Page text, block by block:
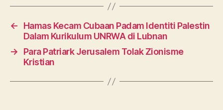
←
Hamas Kecam Cubaan Padam Identiti Palestin
Dalam Kurikulum UNRWA di Lubnan
→
Para Patriark Jerusalem Tolak Zionisme
Kristian